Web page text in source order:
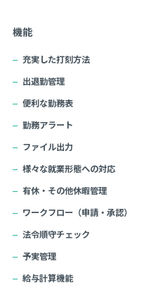
機能
充実した打刻方法
出退勤管理
便利な勤務表
勤務アラート
ファイル出力
様々な就業形態への対応
有休・その他休暇管理
ワークフロー（申請・承認）
法令順守チェック
予実管理
給与計算機能